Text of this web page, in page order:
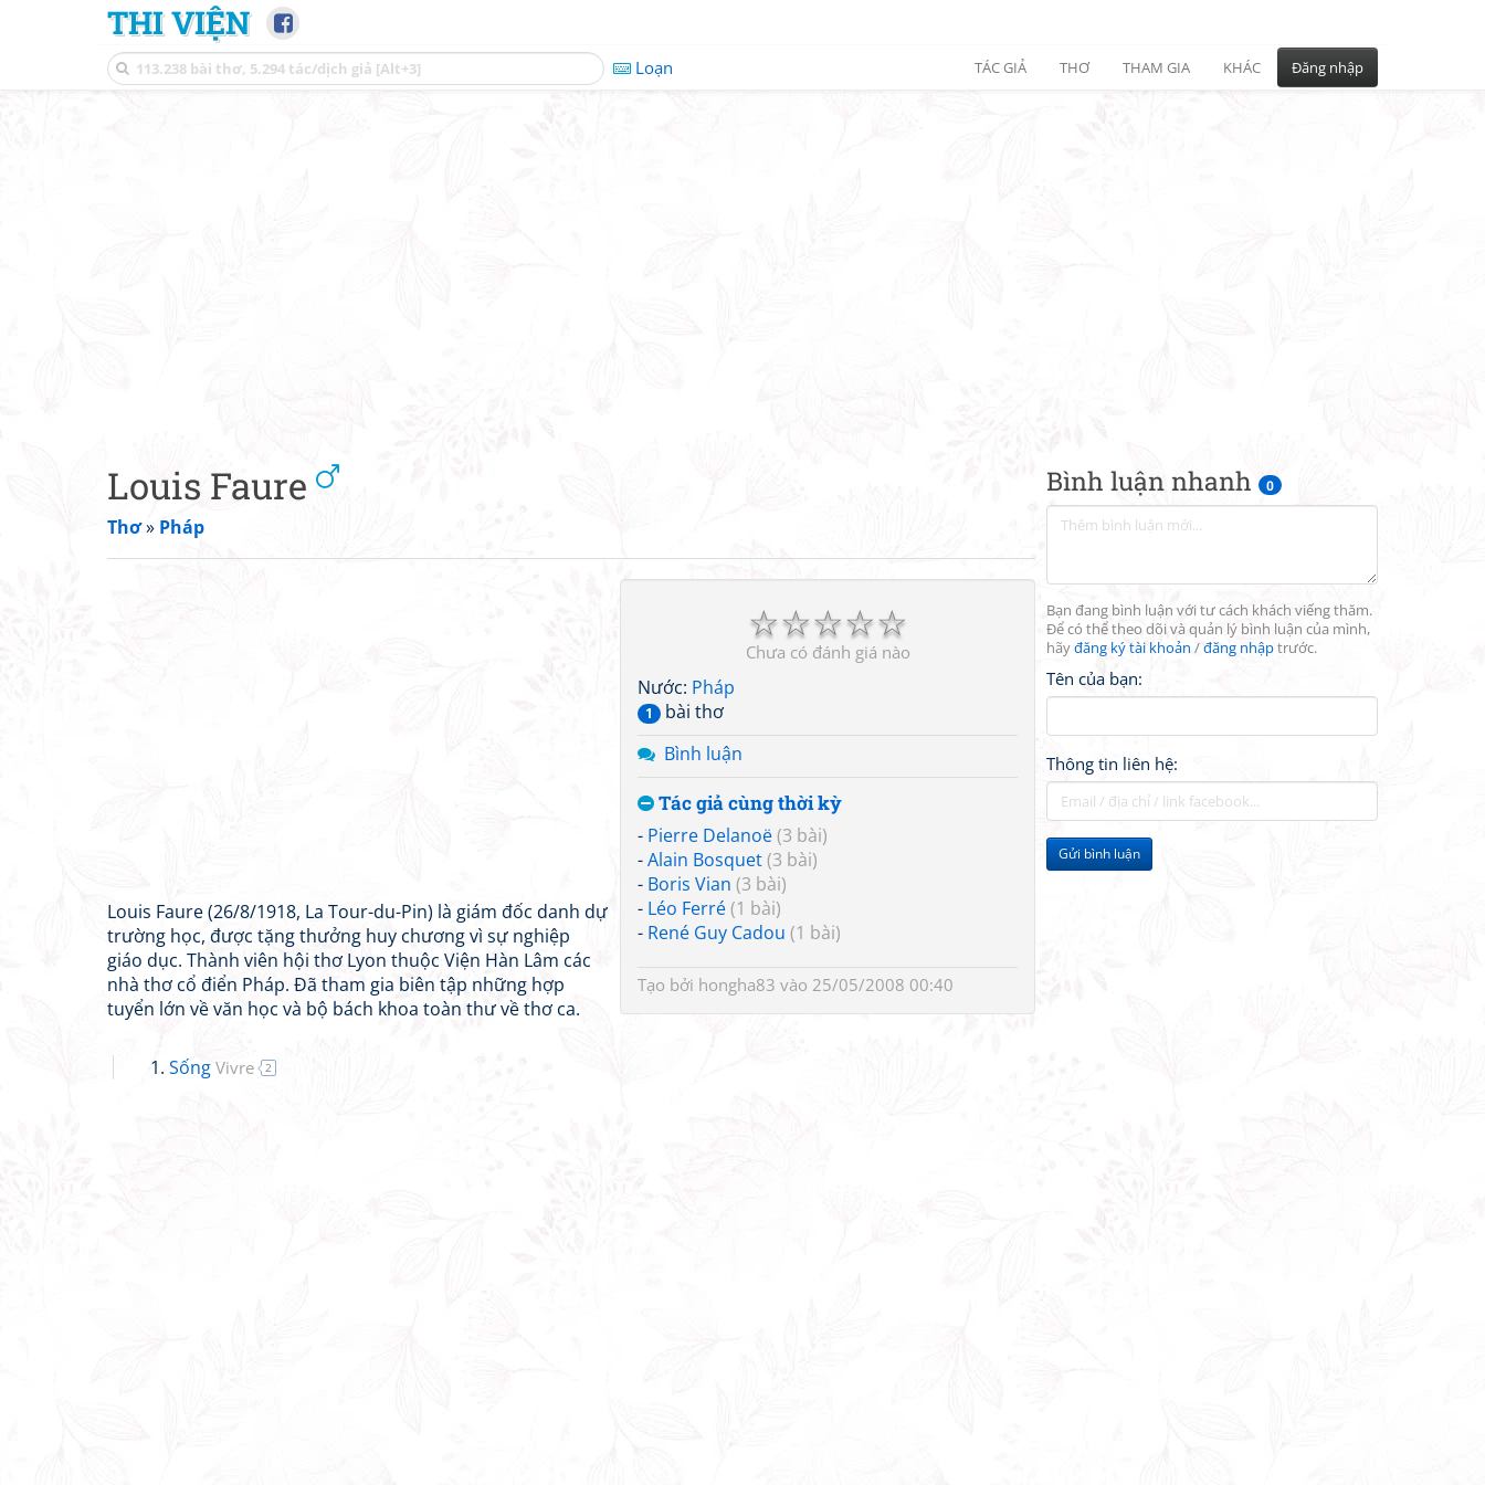
THI VIỆN
Loạn TÁC GIẢ THƠ THAM GIA KHÁC Đăng nhập
Bình luận nhanh 0
Bạn đang bình luận với tư cách khách viếng thăm.
Để có thể theo dõi và quản lý bình luận của mình,
hãyđăng ký tài khoản /đăng nhậptrước.
Tên của bạn:
Thông tin liên hệ:
Gửi bình luận
Louis Faure
Thơ» Pháp
☆
☆
☆
☆
☆
Chưa có đánh giá nào
Nước: Pháp
1
bài thơ
Bình luận
Tác giả cùng thời kỳ
- Pierre Delanoë(3 bài)
-Alain Bosquet(3 bài)
- Boris Vian (3 bài)
- Léo Ferré(1 bài)
- René Guy Cadou (1 bài)
Tạo bởi hongha83 vào 25/05/2008 00:40
Louis Faure (26/8/1918, La Tour-du-Pin) là giám đốc danh dự
trường học, được tặng thưởng huy chương vì sự nghiệp
giáo dục. Thành viên hội thơ Lyon thuộc Viện Hàn Lâm các
nhà thơ cổ điển Pháp. Đã tham gia biên tập những hợp
tuyển lớn về văn học và bộ bách khoa toàn thư về thơ ca.
Sống Vivre 2